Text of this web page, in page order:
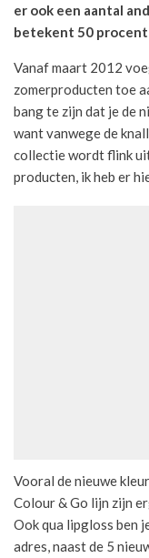
er ook een aantal
betekent 50
Vanaf maart 2012
zomerproducten toe
bang te zijn dat je de
want vanwege de
collectie wordt flink
producten, ik heb er
Vooral de nieuwe
Colour & Go lijn zijn
Ook qua lipgloss ben
adres, naast de 5